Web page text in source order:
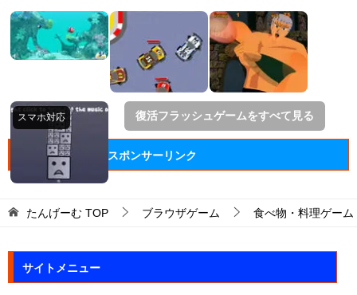
復活フラッシュゲームをすべて見る
スポンサーリンク
たんげーむ TOP ブラウザゲーム 食べ物・料理ゲーム
サイトメニュー